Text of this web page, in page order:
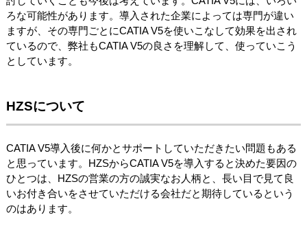
ろな可能性があります。導入された企業によっては専門が違い
ますが、その専門ごとにCATIA V5を使いこなして効果を出され
ているので、弊社もCATIA V5の良さを理解して、使っていこう
としています。
HZSについて
CATIA V5導入後に何かとサポートしていただきたい問題もある
と思っています。HZSからCATIA V5を導入すると決めた要因の
ひとつは、HZSの営業の方の誠実なお人柄と、長い目で見て良
いお付き合いをさせていただける会社だと期待しているという
のはあります。